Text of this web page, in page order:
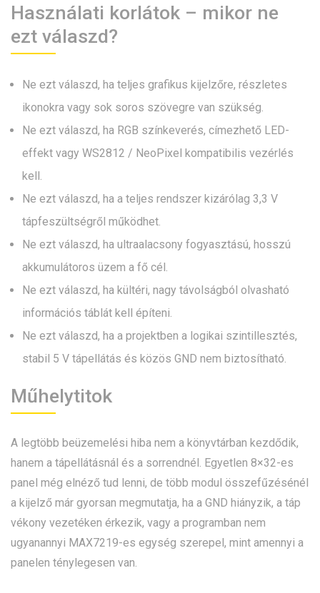
Használati korlátok – mikor ne
ezt válaszd?
Ne ezt válaszd, ha teljes grafikus kijelzőre, részletes
ikonokra vagy sok soros szövegre van szükség.
Ne ezt válaszd, ha RGB színkeverés, címezhető LED-
effekt vagy WS2812 / NeoPixel kompatibilis vezérlés
kell.
Ne ezt válaszd, ha a teljes rendszer kizárólag 3,3 V
tápfeszültségről működhet.
Ne ezt válaszd, ha ultraalacsony fogyasztású, hosszú
akkumulátoros üzem a fő cél.
Ne ezt válaszd, ha kültéri, nagy távolságból olvasható
információs táblát kell építeni.
Ne ezt válaszd, ha a projektben a logikai szintillesztés,
stabil 5 V tápellátás és közös GND nem biztosítható.
Műhelytitok
A legtöbb beüzemelési hiba nem a könyvtárban kezdődik,
hanem a tápellátásnál és a sorrendnél. Egyetlen 8×32-es
panel még elnéző tud lenni, de több modul összefűzésénél
a kijelző már gyorsan megmutatja, ha a GND hiányzik, a táp
vékony vezetéken érkezik, vagy a programban nem
ugyanannyi MAX7219-es egység szerepel, mint amennyi a
panelen ténylegesen van.